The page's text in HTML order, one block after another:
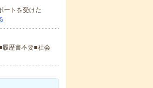
ートを受けた
歴書不要■社会